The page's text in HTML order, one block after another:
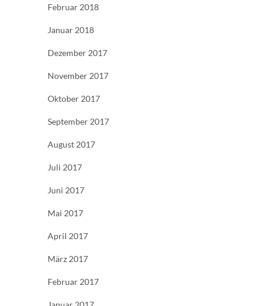
Februar 2018
Januar 2018
Dezember 2017
November 2017
Oktober 2017
September 2017
August 2017
Juli 2017
Juni 2017
Mai 2017
April 2017
März 2017
Februar 2017